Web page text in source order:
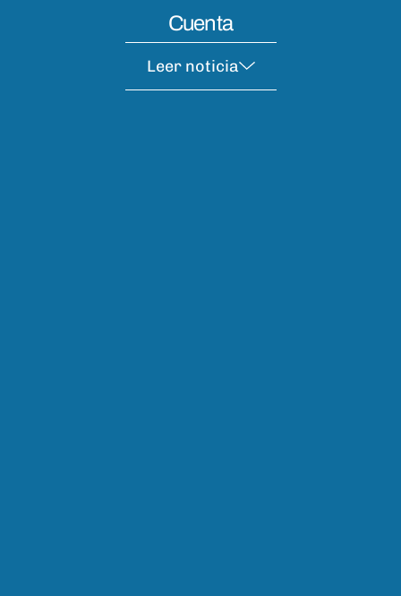
Cuenta
Leer noticia